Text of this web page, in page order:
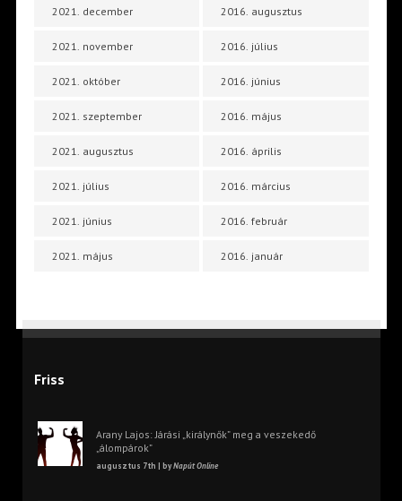
2021. december
2021. november
2021. október
2021. szeptember
2021. augusztus
2021. július
2021. június
2021. május
2016. augusztus
2016. július
2016. június
2016. május
2016. április
2016. március
2016. február
2016. január
Friss
Arany Lajos: Járási „királynők” meg a veszekedő
„álompárok”
augusztus 7th | byNapút Online